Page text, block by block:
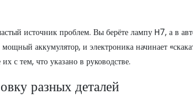
источник проблем. Вы берёте лампу H7, а в
аккумулятор, и электроника начинает
с тем, что указано в руководстве.
разных деталей